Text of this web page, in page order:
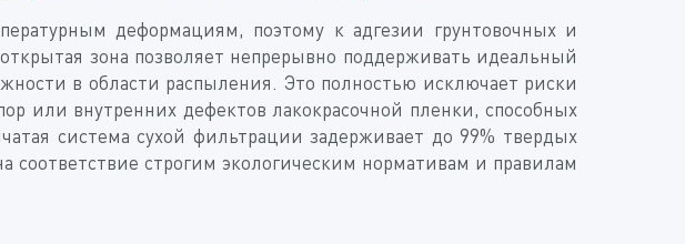
деформациям, поэтому к адгезии грунтовочных и
зона позволяет непрерывно поддерживать идеальный
в области распыления. Это полностью исключает риски
или внутренних дефектов лакокрасочной пленки, способных
система сухой фильтрации задерживает до 99% твердых
строгим экологическим нормативам и правилам